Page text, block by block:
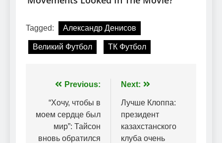
Tagged: Александр Денисов
Великий Футбол ТК Футбол
Навігація
записів
Previous:
“Хочу, чтобы в
моем сердце был
мир”: Тайсон
вновь обратился
Next:
Лучше Клоппа:
президент
казахстанского
клуба очень